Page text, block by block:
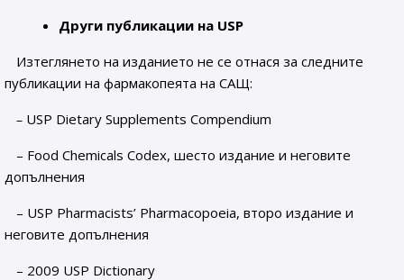
Други публикации на USP
Изтеглянето на изданието не се отнася за следните
публикации на фармакопеята на САЩ:
– USP Dietary Supplements Compendium
– Food Chemicals Codex, шесто издание и неговите
допълнения
– USP Pharmacists’ Pharmacopoeia, второ издание и
неговите допълнения
– 2009 USP Dictionary